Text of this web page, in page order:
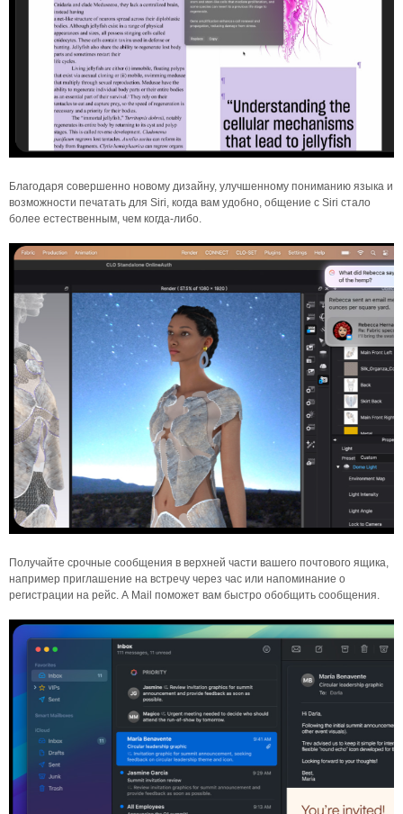
Благодаря совершенно новому дизайну, улучшенному пониманию языка и
возможности печатать для Siri, когда вам удобно, общение с Siri стало
более естественным, чем когда-либо.
Получайте срочные сообщения в верхней части вашего почтового ящика,
например приглашение на встречу через час или напоминание о
регистрации на рейс. А Mail поможет вам быстро обобщить сообщения.